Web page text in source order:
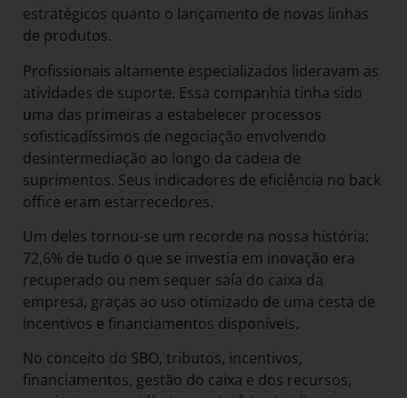
estratégicos quanto o lançamento de novas linhas
de produtos.
Profissionais altamente especializados lideravam as
atividades de suporte. Essa companhia tinha sido
uma das primeiras a estabelecer processos
sofisticadíssimos de negociação envolvendo
desintermediação ao longo da cadeia de
suprimentos. Seus indicadores de eficiência no back
office eram estarrecedores.
Um deles tornou-se um recorde na nossa história:
72,6% de tudo o que se investia em inovação era
recuperado ou nem sequer saía do caixa da
empresa, graças ao uso otimizado de uma cesta de
incentivos e financiamentos disponíveis.
No conceito do SBO, tributos, incentivos,
financiamentos, gestão do caixa e dos recursos,